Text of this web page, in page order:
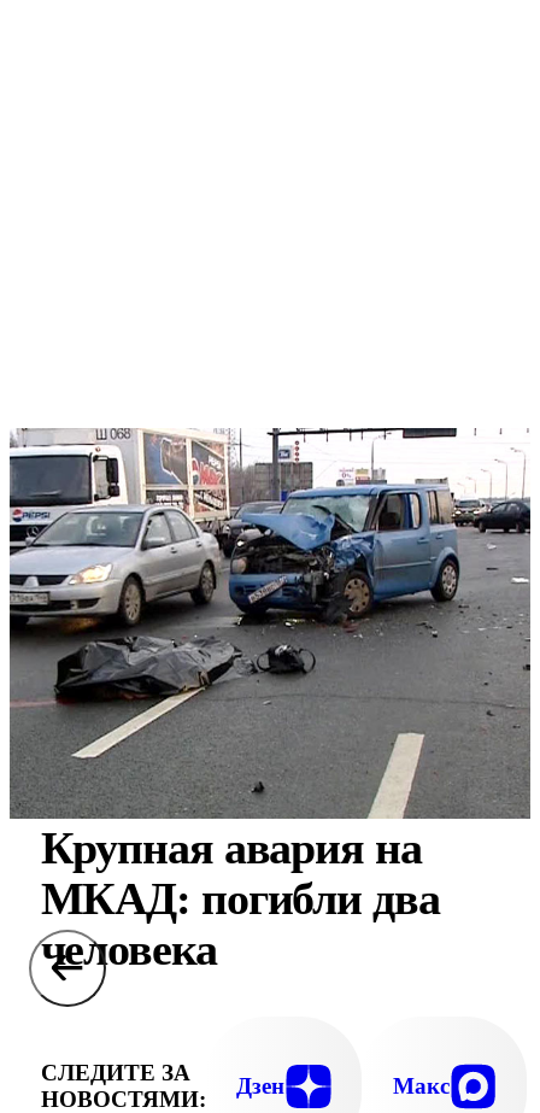
Крупная авария на
МКАД: погибли два
человека
СЛЕДИТЕ ЗА
НОВОСТЯМИ:
Дзен Макс